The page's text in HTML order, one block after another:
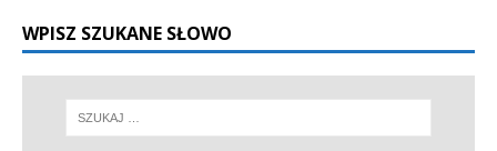
WPISZ SZUKANE SŁOWO